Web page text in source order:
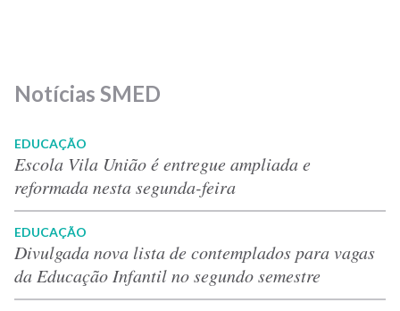
Notícias SMED
EDUCAÇÃO
Escola Vila União é entregue ampliada e
reformada nesta segunda-feira
EDUCAÇÃO
Divulgada nova lista de contemplados para vagas
da Educação Infantil no segundo semestre